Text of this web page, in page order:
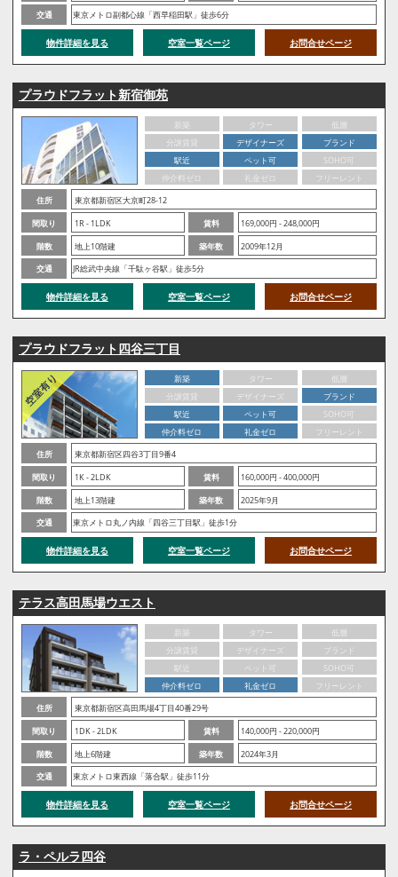
交通 東京メトロ副都心線「西早稲田駅」徒歩6分
物件詳細を見る 空室一覧ページ お問合せページ
プラウドフラット新宿御苑
新築 タワー
低層
分譲賃貸
デザイナーズ
ブランド
駅近
ペット可
SOHO可
仲介料ゼロ
礼金ゼロ
フリーレント
住所
東京都新宿区大京町28-12
間取り
1R - 1LDK 賃料
169,000円 - 248,000円
階数
地上10階建 築年数
2009年12月
交通
JR総武中央線「千駄ヶ谷駅」徒歩5分
物件詳細を見る 空室一覧ページ お問合せページ
プラウドフラット四谷三丁目
新築 タワー
低層
分譲賃貸
デザイナーズ
ブランド
駅近
ペット可
SOHO可
仲介料ゼロ
礼金ゼロ
フリーレント
住所
東京都新宿区四谷3丁目9番4
間取り
1K - 2LDK 賃料
160,000円 - 400,000円
階数
地上13階建 築年数
2025年9月
交通
東京メトロ丸ノ内線「四谷三丁目駅」徒歩1分
物件詳細を見る 空室一覧ページ お問合せページ
テラス高田馬場ウエスト
新築 タワー
低層
分譲賃貸
デザイナーズ
ブランド
駅近
ペット可
SOHO可
仲介料ゼロ
礼金ゼロ
フリーレント
住所
東京都新宿区高田馬場4丁目40番29号
間取り
1DK - 2LDK 賃料
140,000円 - 220,000円
階数
地上6階建 築年数
2024年3月
交通
東京メトロ東西線「落合駅」徒歩11分
物件詳細を見る 空室一覧ページ お問合せページ
ラ・ペルラ四谷